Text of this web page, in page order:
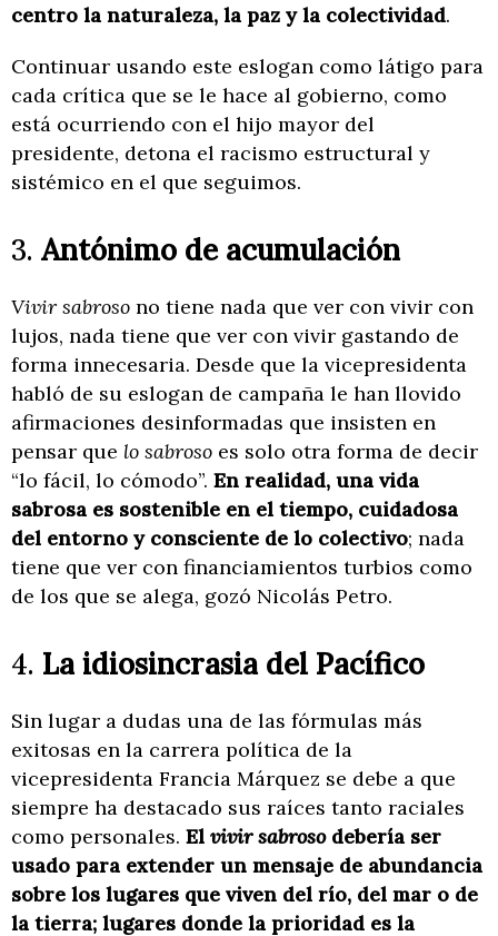
centro la naturaleza, la paz y la colectividad.
Continuar usando este eslogan como látigo para
cada crítica que se le hace al gobierno, como
está ocurriendo con el hijo mayor del
presidente, detona el racismo estructural y
sistémico en el que seguimos.
3. Antónimo de acumulación
Vivir sabroso no tiene nada que ver con vivir con
lujos, nada tiene que ver con vivir gastando de
forma innecesaria. Desde que la vicepresidenta
habló de su eslogan de campaña le han llovido
afirmaciones desinformadas que insisten en
pensar que lo sabroso es solo otra forma de decir
“lo fácil, lo cómodo”. En realidad, una vida
sabrosa es sostenible en el tiempo, cuidadosa
del entorno y consciente de lo colectivo; nada
tiene que ver con financiamientos turbios como
de los que se alega, gozó Nicolás Petro.
4. La idiosincrasia del Pacífico
Sin lugar a dudas una de las fórmulas más
exitosas en la carrera política de la
vicepresidenta Francia Márquez se debe a que
siempre ha destacado sus raíces tanto raciales
como personales. El vivir sabrosodebería ser
usado para extender un mensaje de abundancia
sobre los lugares que viven del río, del mar o de
la tierra; lugares donde la prioridad es la